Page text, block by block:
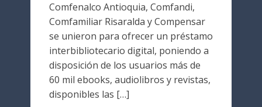
Comfenalco Antioquia, Comfandi,
Comfamiliar Risaralda y Compensar
se unieron para ofrecer un préstamo
interbibliotecario digital, poniendo a
disposición de los usuarios más de
60 mil ebooks, audiolibros y revistas,
disponibles las […]